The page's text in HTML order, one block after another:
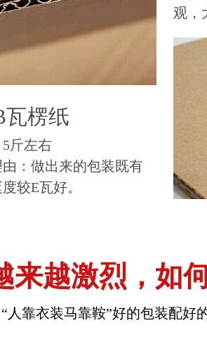
瓦楞纸
斤左右
：做出来的包装既有
较E瓦好。
观，
来越激烈，如
“ 人靠衣装马靠鞍”好的包装配好